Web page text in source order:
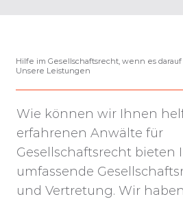
Hilfe im Gesellschaftsrecht, wenn es
Unsere Leistungen
Wie können wir Ihnen
erfahrenen Anwälte für
Gesellschaftsrecht bieten
umfassende
und Vertretung. Wir